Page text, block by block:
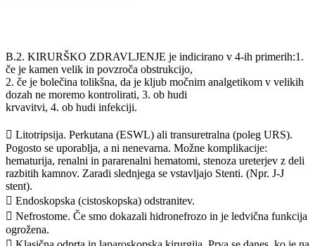
B.2. KIRURŠKO ZDRAVLJENJE je indicirano v 4-ih primerih:1.
če je kamen velik in povzroča obstrukcijo,
2. če je bolečina tolikšna, da je kljub močnim analgetikom v velikih
dozah ne moremo kontrolirati, 3. ob hudi
krvavitvi, 4. ob hudi infekciji.
 Litotripsija. Perkutana (ESWL) ali transuretralna (poleg URS).
Pogosto se uporablja, a ni nenevarna. Možne komplikacije:
hematurija, renalni in pararenalni hematomi, stenoza ureterjev z deli
razbitih kamnov. Zaradi slednjega se vstavljajo Stenti. (Npr. J-J
stent).
 Endoskopska (cistoskopska) odstranitev.
 Nefrostome. Če smo dokazali hidronefrozo in je ledvična funkcija
ogrožena.